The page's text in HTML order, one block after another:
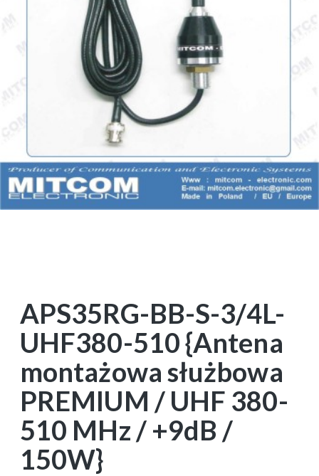
APS35RG-BB-S-3/4L-
UHF380-510 {Antena
montażowa służbowa
PREMIUM / UHF 380-
510 MHz / +9dB /
150W}